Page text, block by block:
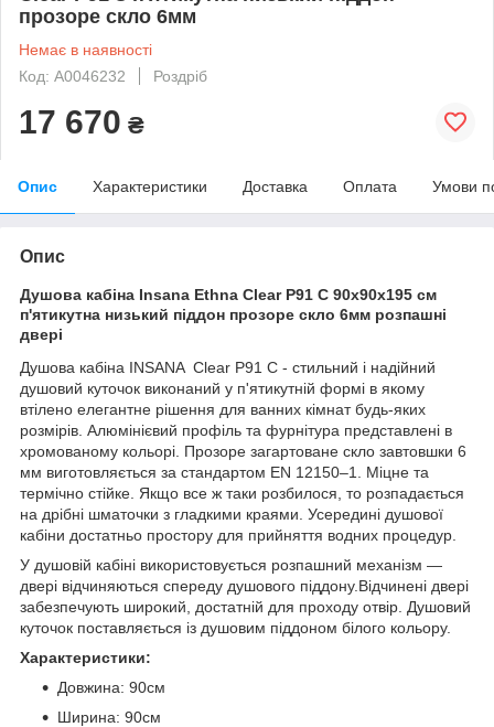
прозоре скло 6мм
Немає в наявності
Код: А0046232
Роздріб
17 670 ₴
Опис Характеристики Доставка Оплата Умови
Опис
Душова кабіна Insana Ethna Clear P91 C 90x90x195 см
п'ятикутна низький піддон прозоре скло 6мм розпашні
двері
Душова кабіна INSANA Clear P91 С - стильний і надійний
душовий куточок виконаний у п'ятикутній формі в якому
втілено елегантне рішення для ванних кімнат будь-яких
розмірів. Алюмінієвий профіль та фурнітура представлені в
хромованому кольорі. Прозоре загартоване скло завтовшки 6
мм виготовляється за стандартом EN 12150–1. Міцне та
термічно стійке. Якщо все ж таки розбилося, то розпадається
на дрібні шматочки з гладкими краями. Усередині душової
кабіни достатньо простору для прийняття водних процедур.
У душовій кабіні використовується розпашний механізм —
двері відчиняються спереду душового піддону.Відчинені двері
забезпечують широкий, достатній для проходу отвір. Душовий
куточок поставляється із душовим піддоном білого кольору.
Характеристики:
Довжина: 90см
Ширина: 90см